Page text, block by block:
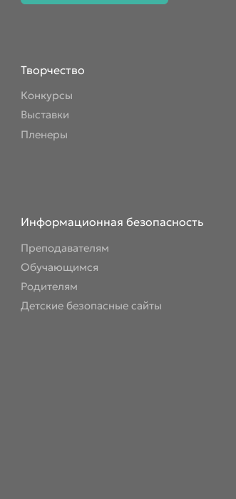
Творчество
Конкурсы
Выставки
Пленеры
Информационная безопасность
Преподавателям
Обучающимся
Родителям
Детские безопасные сайты